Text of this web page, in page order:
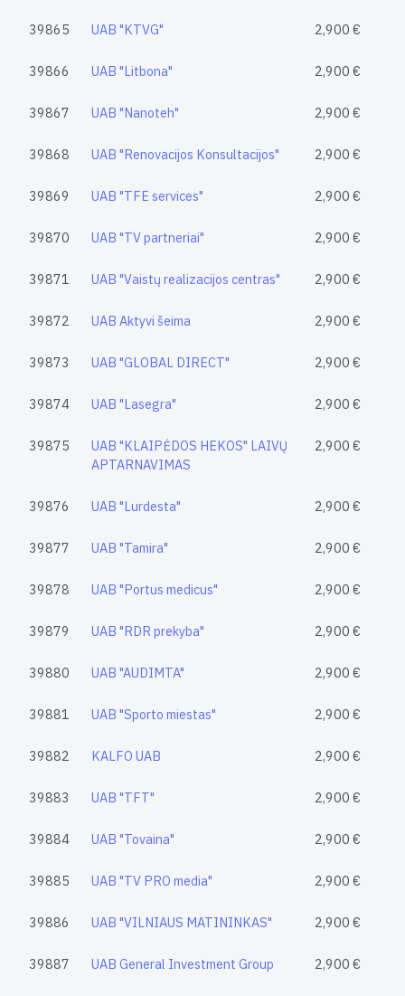
39865 UAB "KTVG" 2,900 €
39866 UAB "Litbona" 2,900 €
39867 UAB "Nanoteh" 2,900 €
39868 UAB "Renovacijos Konsultacijos" 2,900 €
39869 UAB "TFE services" 2,900 €
39870 UAB "TV partneriai" 2,900 €
39871 UAB "Vaistų realizacijos centras" 2,900 €
39872 UAB Aktyvi šeima 2,900 €
39873 UAB "GLOBAL DIRECT" 2,900 €
39874 UAB "Lasegra" 2,900 €
39875
UAB "KLAIPĖDOS HEKOS" LAIVŲ
APTARNAVIMAS
2,900 €
39876 UAB "Lurdesta" 2,900 €
39877 UAB "Tamira" 2,900 €
39878 UAB "Portus medicus" 2,900 €
39879 UAB "RDR prekyba" 2,900 €
39880 UAB "AUDIMTA" 2,900 €
39881 UAB "Sporto miestas" 2,900 €
39882 KALFO UAB 2,900 €
39883 UAB "TFT" 2,900 €
39884 UAB "Tovaina" 2,900 €
39885 UAB "TV PRO media" 2,900 €
39886 UAB "VILNIAUS MATININKAS" 2,900 €
39887 UAB General Investment Group 2,900 €